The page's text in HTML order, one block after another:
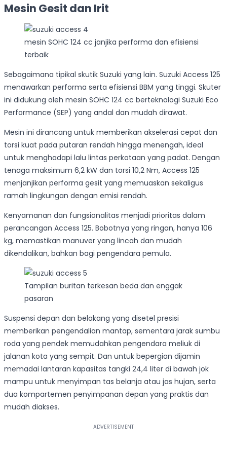
Mesin Gesit dan Irit
mesin SOHC 124 cc janjika performa dan efisiensi
terbaik
Sebagaimana tipikal skutik Suzuki yang lain. Suzuki Access 125
menawarkan performa serta efisiensi BBM yang tinggi. Skuter
ini didukung oleh mesin SOHC 124 cc berteknologi Suzuki Eco
Performance (SEP) yang andal dan mudah dirawat.
Mesin ini dirancang untuk memberikan akselerasi cepat dan
torsi kuat pada putaran rendah hingga menengah, ideal
untuk menghadapi lalu lintas perkotaan yang padat. Dengan
tenaga maksimum 6,2 kW dan torsi 10,2 Nm, Access 125
menjanjikan performa gesit yang memuaskan sekaligus
ramah lingkungan dengan emisi rendah.
Kenyamanan dan fungsionalitas menjadi prioritas dalam
perancangan Access 125. Bobotnya yang ringan, hanya 106
kg, memastikan manuver yang lincah dan mudah
dikendalikan, bahkan bagi pengendara pemula.
Tampilan buritan terkesan beda dan enggak
pasaran
Suspensi depan dan belakang yang disetel presisi
memberikan pengendalian mantap, sementara jarak sumbu
roda yang pendek memudahkan pengendara meliuk di
jalanan kota yang sempit. Dan untuk bepergian dijamin
memadai lantaran kapasitas tangki 24,4 liter di bawah jok
mampu untuk menyimpan tas belanja atau jas hujan, serta
dua kompartemen penyimpanan depan yang praktis dan
mudah diakses.